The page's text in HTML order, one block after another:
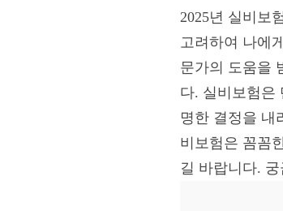
2025년 실비보
고려하여 나에
문가의 도움을
다. 실비보험은
명한 결정을 내
비보험은 꼼꼼
길 바랍니다.